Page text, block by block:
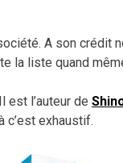
A son crédit
la liste quand
est l’auteur de
c’est exhaustif.